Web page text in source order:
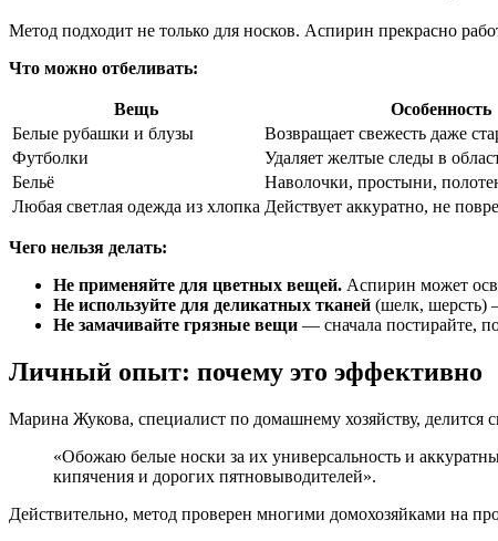
Метод подходит не только для носков. Аспирин прекрасно
Что можно отбеливать:
Вещь
Особенность
Белые рубашки и блузы
Возвращает свежесть даже
Футболки
Удаляет желтые следы в
Бельё
Наволочки, простыни,
Любая светлая одежда из хлопка Действует аккуратно, не
Чего нельзя делать:
Не применяйте для цветных вещей. Аспирин может
Не используйте для деликатных тканей (шелк, шерсть)
Не замачивайте грязные вещи — сначала постирайте,
Личный опыт: почему это эффективно
Марина Жукова, специалист по домашнему хозяйству, делится
«Обожаю белые носки за их универсальность и
кипячения и дорогих пятновыводителей».
Действительно, метод проверен многими домохозяйками на